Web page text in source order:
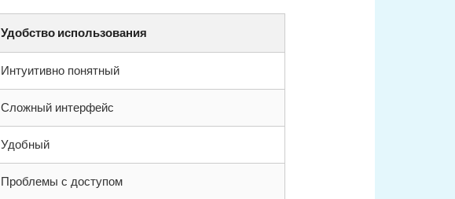
Удобство использования
Интуитивно понятный
Сложный интерфейс
Удобный
Проблемы с доступом